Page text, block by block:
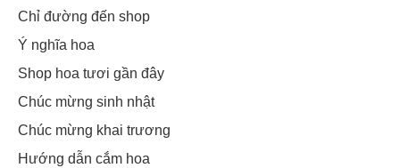
Chỉ đường đến shop
Ý nghĩa hoa
Shop hoa tươi gần đây
Chúc mừng sinh nhật
Chúc mừng khai trương
Hướng dẫn cắm hoa